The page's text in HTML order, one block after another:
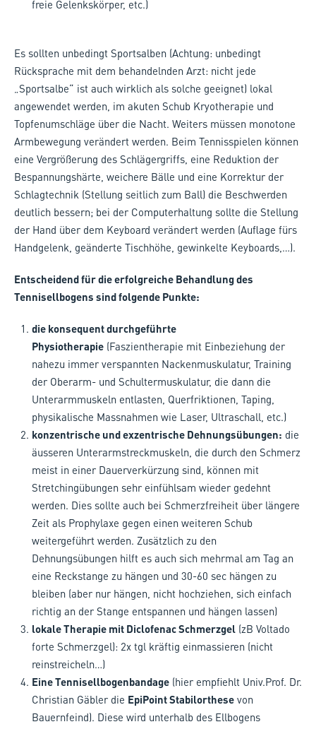
freie Gelenkskörper, etc.)
Es sollten unbedingt Sportsalben (Achtung: unbedingt
Rücksprache mit dem behandelnden Arzt: nicht jede
„Sportsalbe“ ist auch wirklich als solche geeignet) lokal
angewendet werden, im akuten Schub Kryotherapie und
Topfenumschläge über die Nacht. Weiters müssen monotone
Armbewegung verändert werden. Beim Tennisspielen können
eine Vergrößerung des Schlägergriffs, eine Reduktion der
Bespannungshärte, weichere Bälle und eine Korrektur der
Schlagtechnik (Stellung seitlich zum Ball) die Beschwerden
deutlich bessern; bei der Computerhaltung sollte die Stellung
der Hand über dem Keyboard verändert werden (Auflage fürs
Handgelenk, geänderte Tischhöhe, gewinkelte Keyboards,…).
Entscheidend für die erfolgreiche Behandlung des
Tennisellbogens sind folgende Punkte:
die konsequent durchgeführte
Physiotherapie(Faszientherapie mit Einbeziehung der
nahezu immer verspannten Nackenmuskulatur, Training
der Oberarm- und Schultermuskulatur, die dann die
Unterarmmuskeln entlasten, Querfriktionen, Taping,
physikalische Massnahmen wie Laser, Ultraschall, etc.)
konzentrische und exzentrische Dehnungsübungen: die
äusseren Unterarmstreckmuskeln, die durch den Schmerz
meist in einer Dauerverkürzung sind, können mit
Stretchingübungen sehr einfühlsam wieder gedehnt
werden. Dies sollte auch bei Schmerzfreiheit über längere
Zeit als Prophylaxe gegen einen weiteren Schub
weitergeführt werden. Zusätzlich zu den
Dehnungsübungen hilft es auch sich mehrmal am Tag an
eine Reckstange zu hängen und 30-60 sec hängen zu
bleiben (aber nur hängen, nicht hochziehen, sich einfach
richtig an der Stange entspannen und hängen lassen)
lokale Therapie mit Diclofenac Schmerzgel(zB Voltado
forte Schmerzgel): 2x tgl kräftig einmassieren (nicht
reinstreicheln…)
Eine Tennisellbogenbandage(hier empfiehlt Univ.Prof. Dr.
Christian Gäbler die EpiPoint Stabilorthesevon
Bauernfeind). Diese wird unterhalb des Ellbogens